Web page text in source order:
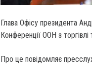
Глава Офісу президента
Конференції ООН з
Про це повідомляє